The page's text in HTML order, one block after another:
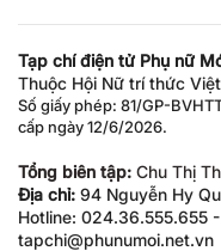
Tạp chí điện tử Phụ nữ
Thuộc Hội Nữ trí thức
Số giấy phép: 81/GP-
cấp ngày 12/6/2026.
Tổng biên tập: Chu Thị
Địa chỉ: 94 Nguyễn Hy
Hotline: 024.36.555.655
tapchi@phunumoi.net.vn